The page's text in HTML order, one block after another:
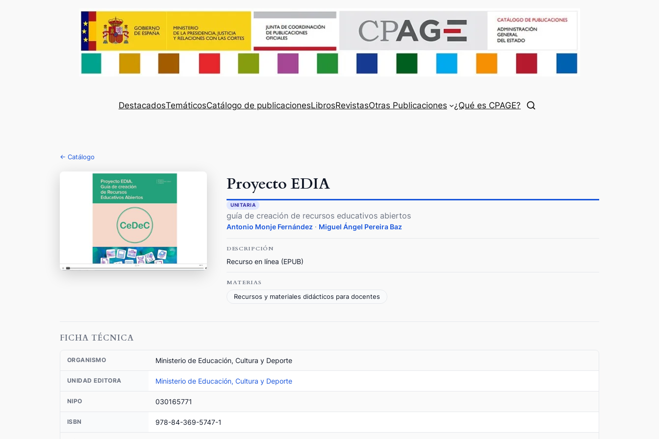
DestacadosTemáticosCatálogo de publicacionesLibrosRevistasOtras Publicaciones ¿Qué es CPAGE?
← Catálogo
Proyecto EDIA
UNITARIA
guía de creación de recursos educativos abiertos
Antonio Monje Fernández · Miguel Ángel Pereira Baz
DESCRIPCIÓN
Recurso en línea (EPUB)
MATERIAS
Recursos y materiales didácticos para docentes
FICHA TÉCNICA
ORGANISMO Ministerio de Educación, Cultura y Deporte
UNIDAD EDITORA Ministerio de Educación, Cultura y Deporte
NIPO 030165771
ISBN 978-84-369-5747-1